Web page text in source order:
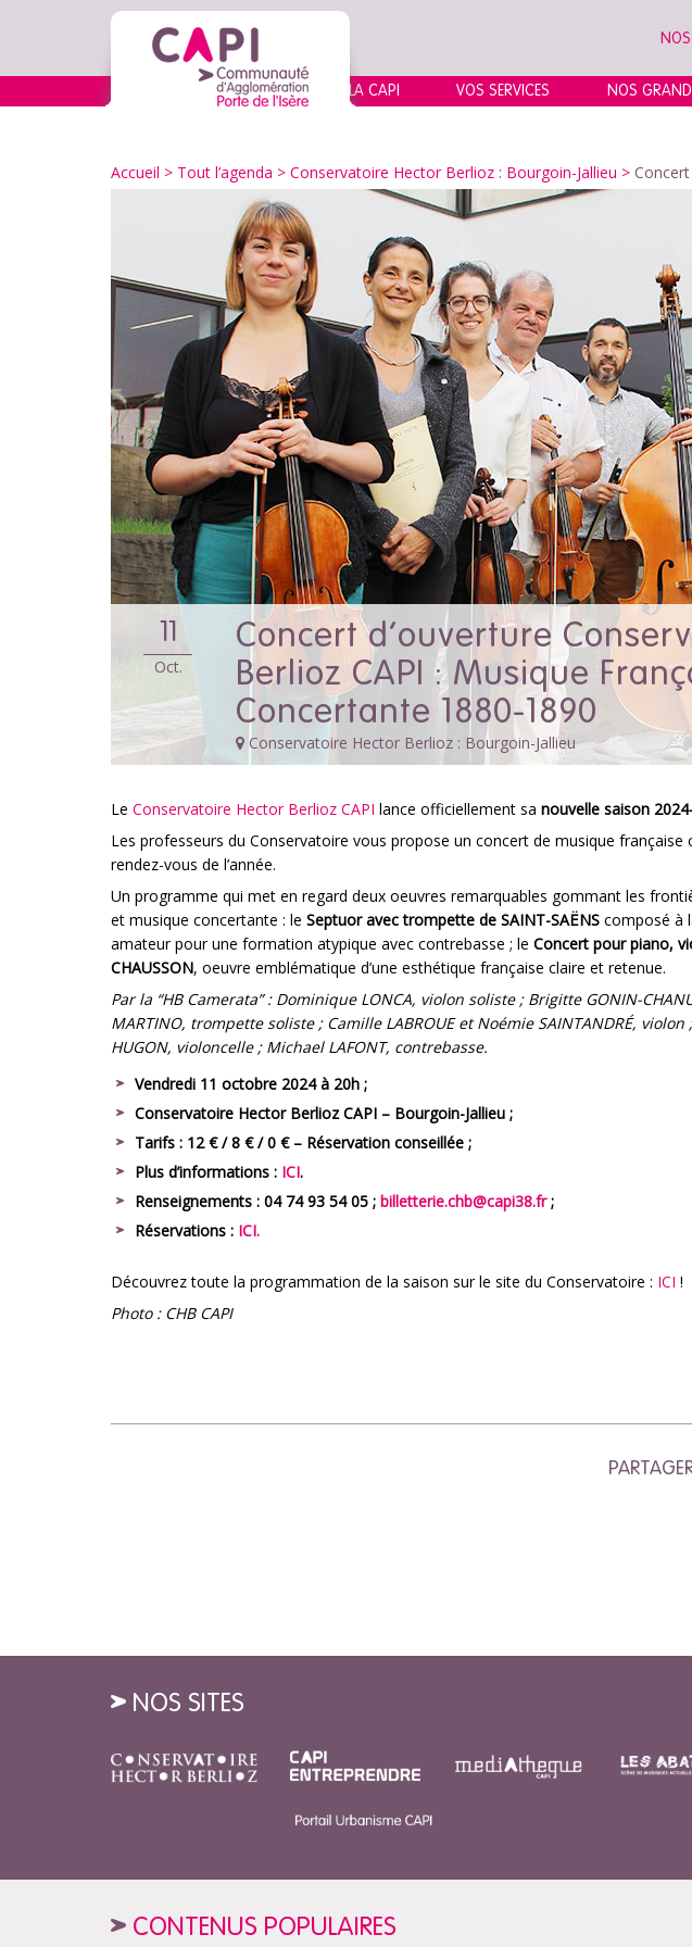
LA CAPI VOS SERVICES NOS
Accueil > Tout l’agenda > Conservatoire Hector Berlioz : Bourgoin-Jallieu >
11
Oct.
Concert d’ouverture
Berlioz CAPI : Musique
Concertante 1880-1890
Conservatoire Hector Berlioz : Bourgoin-Jallieu
Le Conservatoire Hector Berlioz CAPI lance officiellement sa nouvelle saison
Les professeurs du Conservatoire vous propose un concert de musique
rendez-vous de l’année.
Un programme qui met en regard deux oeuvres remarquables gommant les
et musique concertante : le Septuor avec trompette de SAINT-SAËNS composé à
amateur pour une formation atypique avec contrebasse ; le Concert pour piano,
CHAUSSON, oeuvre emblématique d’une esthétique française claire et retenue.
Par la “HB Camerata” : Dominique LONCA, violon soliste ; Brigitte GONIN-
MARTINO, trompette soliste ; Camille LABROUE et Noémie SAINTANDRÉ,
HUGON, violoncelle ; Michael LAFONT, contrebasse.
Vendredi 11 octobre 2024 à 20h ;
Conservatoire Hector Berlioz CAPI – Bourgoin-Jallieu ;
Tarifs : 12 € / 8 € / 0 € – Réservation conseillée ;
Plus d’informations : ICI.
Renseignements : 04 74 93 54 05 ; billetterie.chb@capi38.fr;
Réservations : ICI.
Découvrez toute la programmation de la saison sur le site du Conservatoire : ICI !
Photo : CHB CAPI
NOS SITES
CONTENUS POPULAIRES